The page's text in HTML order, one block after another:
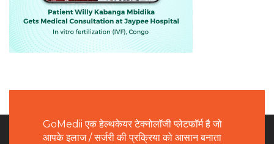
GoMedii एक हेल्थकेयर टेक्नोलॉजी प्लेटफॉर्म है जो
आपके इलाज / सर्जरी की प्रक्रिया को आसान बनाता